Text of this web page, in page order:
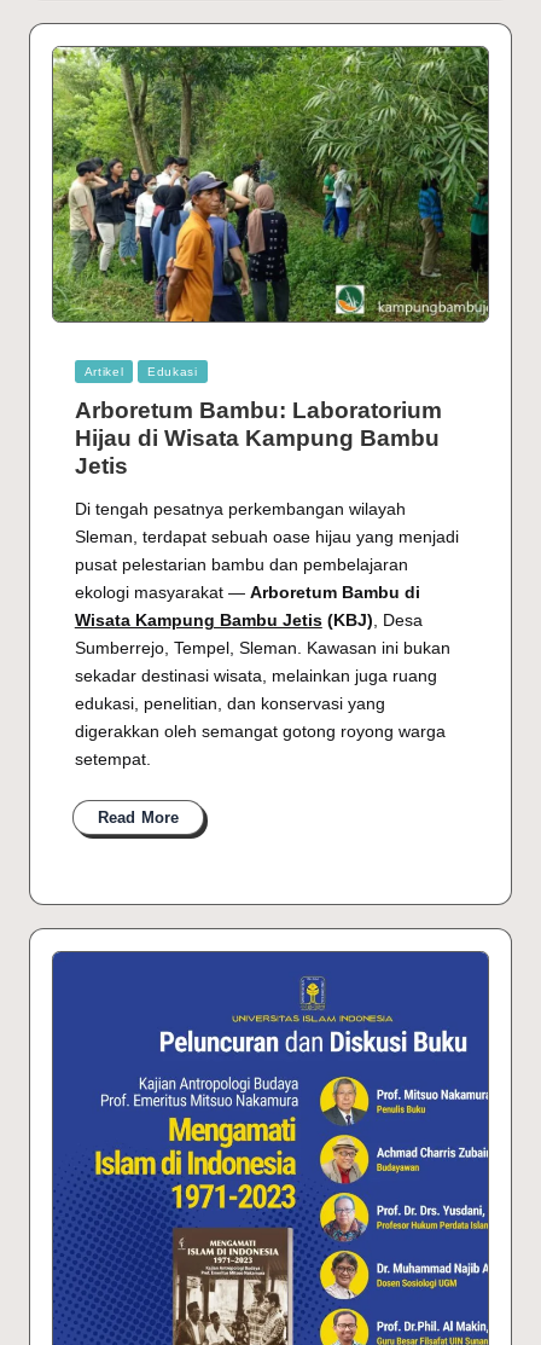
Posted
Artikel Edukasi
Arboretum Bambu: Laboratorium
Hijau di Wisata Kampung Bambu
Jetis
Di tengah pesatnya perkembangan wilayah
Sleman, terdapat sebuah oase hijau yang menjadi
pusat pelestarian bambu dan pembelajaran
ekologi masyarakat — Arboretum Bambu di
Wisata Kampung Bambu Jetis(KBJ) , Desa
Sumberrejo, Tempel, Sleman. Kawasan ini bukan
sekadar destinasi wisata, melainkan juga ruang
edukasi, penelitian, dan konservasi yang
digerakkan oleh semangat gotong royong warga
setempat.
Read More